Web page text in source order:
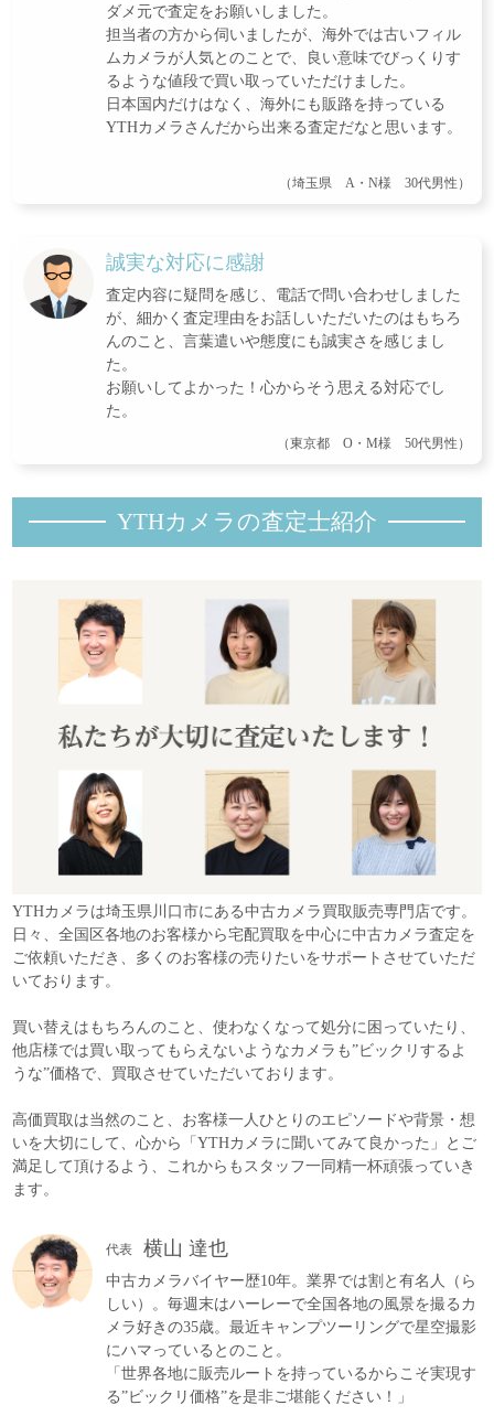
ダメ元で査定をお願いしました。
担当者の方から伺いましたが、海外では古いフィル
ムカメラが人気とのことで、良い意味でびっくりす
るような値段で買い取っていただけました。
日本国内だけはなく、海外にも販路を持っている
YTHカメラさんだから出来る査定だなと思います。
（埼玉県 A・N様 30代男性）
誠実な対応に感謝
査定内容に疑問を感じ、電話で問い合わせしました
が、細かく査定理由をお話しいただいたのはもちろ
んのこと、言葉遣いや態度にも誠実さを感じまし
た。
お願いしてよかった！心からそう思える対応でし
た。
（東京都 O・M様 50代男性）
YTHカメラの査定士紹介
YTHカメラは埼玉県川口市にある中古カメラ買取販売専門店です。
日々、全国区各地のお客様から宅配買取を中心に中古カメラ査定を
ご依頼いただき、多くのお客様の売りたいをサポートさせていただ
いております。
買い替えはもちろんのこと、使わなくなって処分に困っていたり、
他店様では買い取ってもらえないようなカメラも”ビックリするよ
うな”価格で、買取させていただいております。
高価買取は当然のこと、お客様一人ひとりのエピソードや背景・想
いを大切にして、心から「YTHカメラに聞いてみて良かった」とご
満足して頂けるよう、これからもスタッフ一同精一杯頑張っていき
ます。
代表 横山 達也
中古カメラバイヤー歴10年。業界では割と有名人（ら
しい）。毎週末はハーレーで全国各地の風景を撮るカ
メラ好きの35歳。最近キャンプツーリングで星空撮影
にハマっているとのこと。
「世界各地に販売ルートを持っているからこそ実現す
る”ビックリ価格”を是非ご堪能ください！」